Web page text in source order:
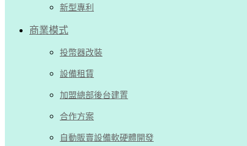
新型專利
商業模式
投幣器改裝
設備租賃
加盟總部後台建置
合作方案
自動販賣設備軟硬體開發